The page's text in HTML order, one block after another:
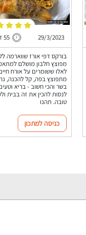
29/3/2023 55 דקות
בורקס דפי אורז שווארמה
מפוצץ חלבון מושלם
לאלו ששומרים על אורח
מתפוצץ בפה, קל להכנה,
בשר והכי חשוב - בריא
לנסות להכין את זה בבית
טובה. תהנו
כניסה למתכון